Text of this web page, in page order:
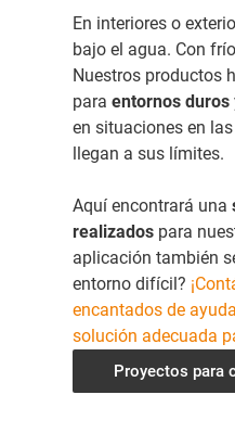
En interiores o
bajo el agua. Con
Nuestros productos
para entornos duros
en situaciones en
llegan a sus límites.
Aquí encontrará una
realizadospara
aplicación también
entorno difícil?
encantados de
solución adecuada
Proyectos para